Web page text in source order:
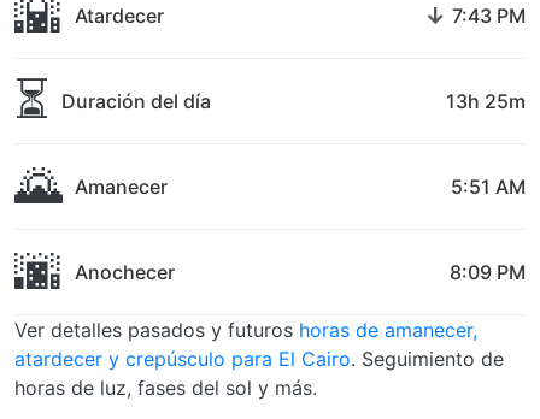
🌇 Atardecer ↓ 7:43 PM
⏳ Duración del día 13h 25m
🌄 Amanecer 5:51 AM
🌆 Anochecer 8:09 PM
Ver detalles pasados y futuros horas de amanecer,
atardecer y crepúsculo para El Cairo. Seguimiento de
horas de luz, fases del sol y más.